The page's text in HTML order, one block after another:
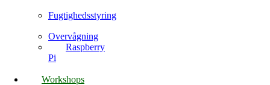
Fugtighedsstyring
Overvågning
Raspberry
Pi
Workshops